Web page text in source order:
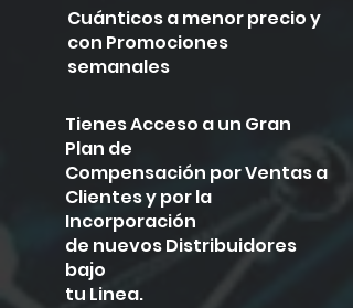
Cuánticos a menor precio y
con Promociones
semanales
Tienes Acceso a un Gran
Plan de
Compensación por Ventas a
Clientes y por la
Incorporación
de nuevos Distribuidores
bajo
tu Linea.